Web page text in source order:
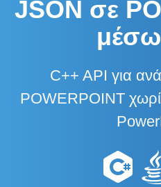
JSON σε
C++ API για
POWERPOINT